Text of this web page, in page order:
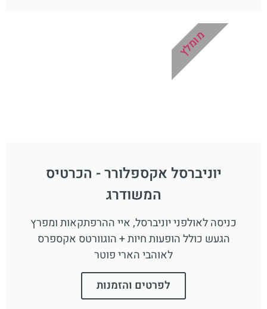
יוניברסל אקספלורר - הכרטיס
המשודרג
כניסה לאולפני יוניברסל, איי ההרפתקאות ומפרץ
הגעש כולל הופעות חיות + הוגוורטס אקספרס
לאוהבי הארי פוטר
לפרטים והזמנות
מומלץ